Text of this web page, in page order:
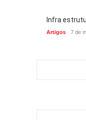
Infra
Artigos 7 de